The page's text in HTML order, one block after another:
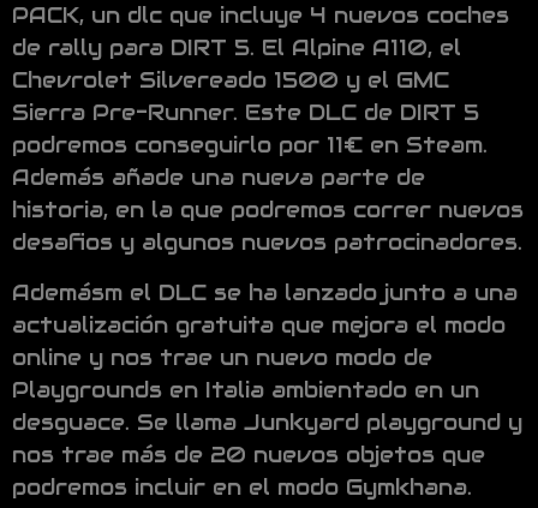
PACK, un dlc que incluye 4 nuevos coches
de rally para DIRT 5. El Alpine A110, el
Chevrolet Silvereado 1500 y el GMC
Sierra Pre-Runner. Este DLC de DIRT 5
podremos conseguirlo por 11€ en Steam.
Además añade una nueva parte de
historia, en la que podremos correr nuevos
desafios y algunos nuevos patrocinadores.
Ademásm el DLC se ha lanzado junto a una
actualización gratuita que mejora el modo
online y nos trae un nuevo modo de
Playgrounds en Italia ambientado en un
desguace. Se llama Junkyard playground y
nos trae más de 20 nuevos objetos que
podremos incluir en el modo Gymkhana.